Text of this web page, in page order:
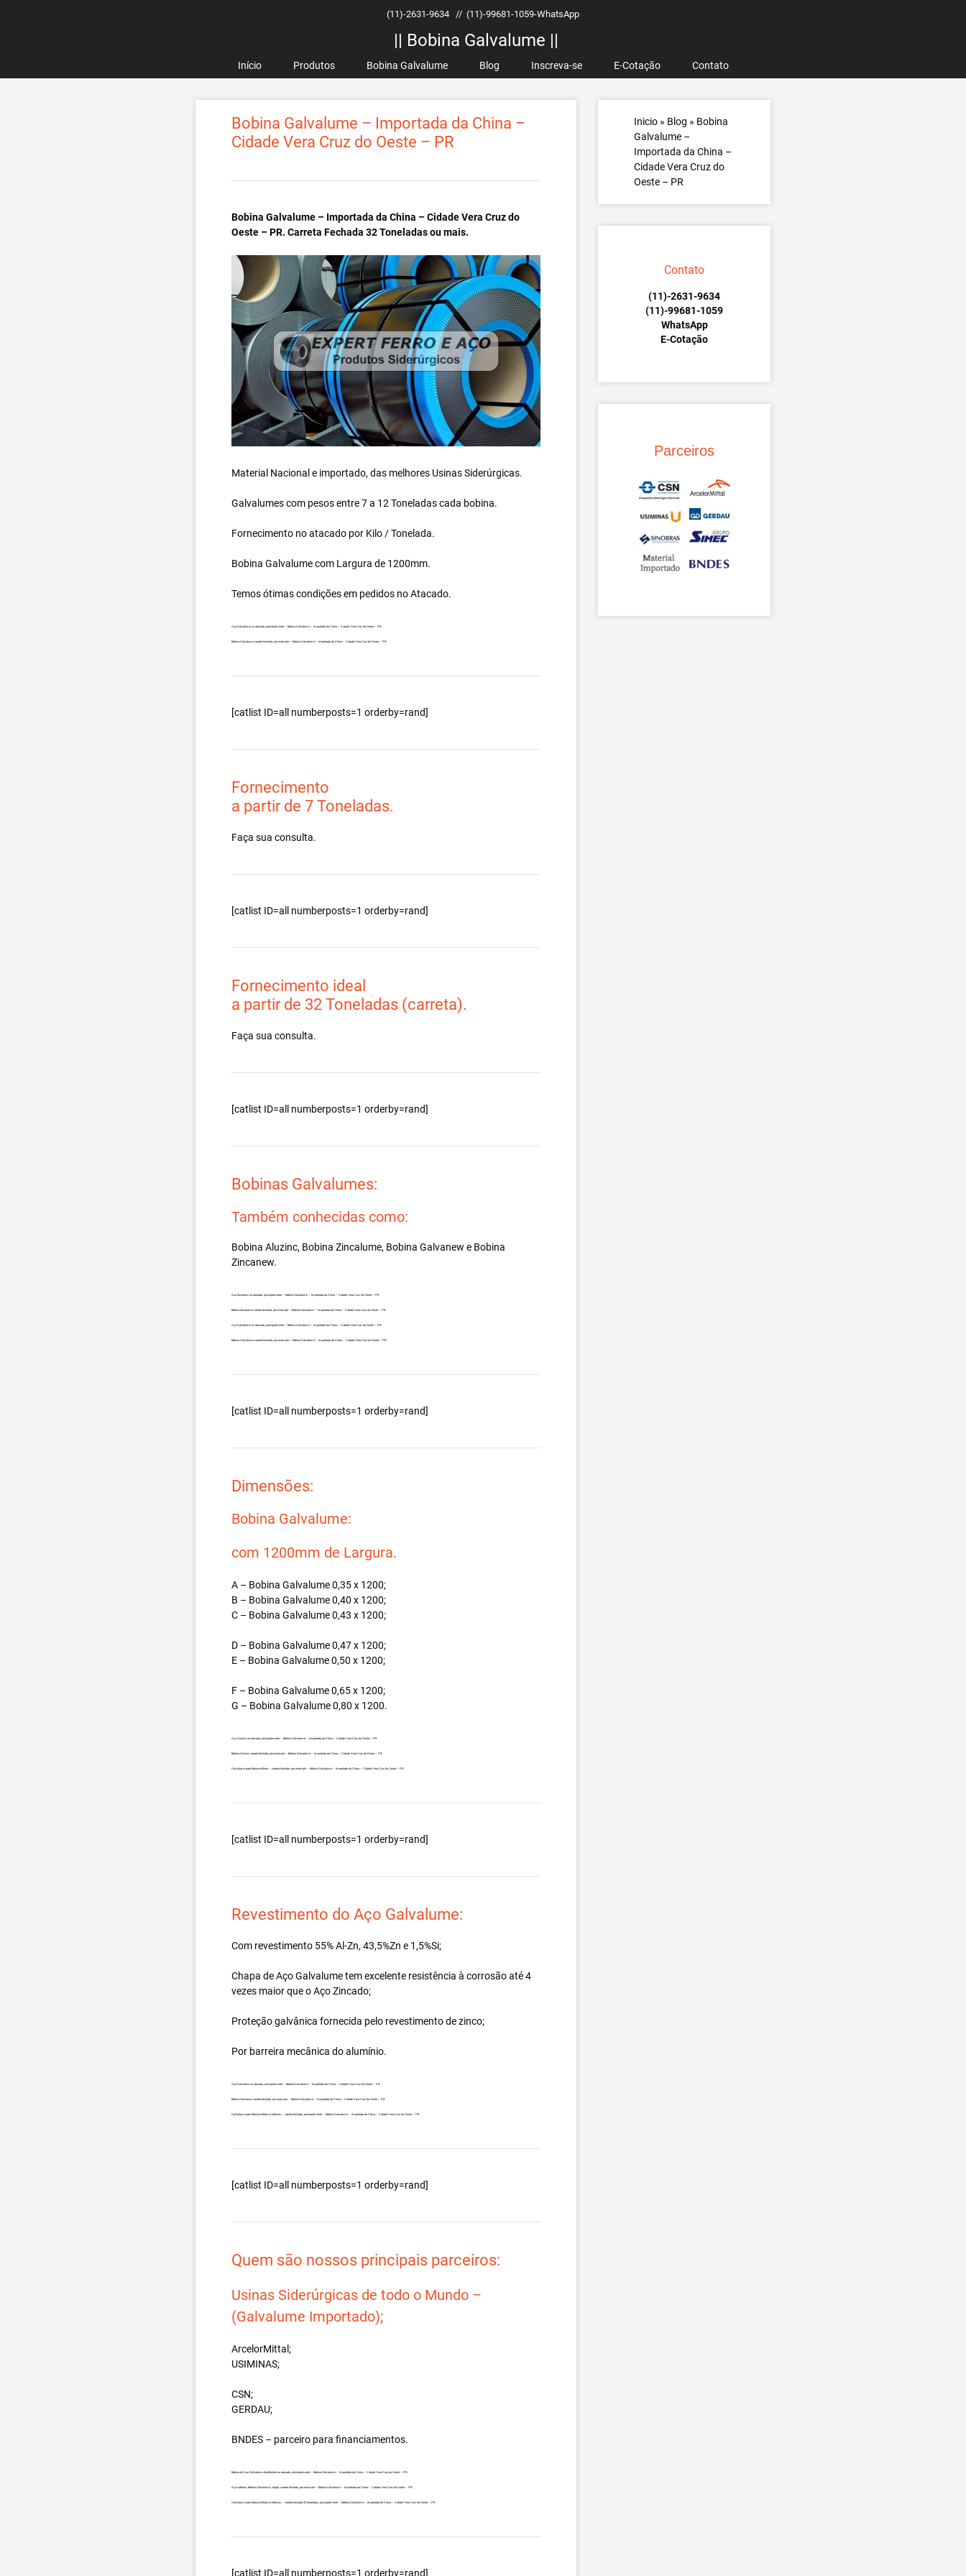
(11)-2631-9634 // (11)-99681-1059-WhatsApp
|| Bobina Galvalume ||
Início Produtos Bobina Galvalume Blog Inscreva-se E-Cotação Contato
Bobina Galvalume – Importada da China –
Cidade Vera Cruz do Oeste – PR
Bobina Galvalume – Importada da China – Cidade Vera Cruz do
Oeste – PR. Carreta Fechada 32 Toneladas ou mais.
Material Nacional e importado, das melhores Usinas Siderúrgicas.
Galvalumes com pesos entre 7 a 12 Toneladas cada bobina.
Fornecimento no atacado por Kilo / Tonelada.
Bobina Galvalumecom Largura de 1200mm.
Temos ótimas condições em pedidos no Atacado.
Aço Galvalume no atacado, principalmente – Bobina Galvalume – Importada da China – Cidade Vera Cruz do Oeste – PR.
Bobina Galvalume carreta fechada, por exemplo – Bobina Galvalume – Importada da China – Cidade Vera Cruz do Oeste – PR.
[catlist ID=all numberposts=1 orderby=rand]
Fornecimento
a partir de 7 Toneladas.
Faça sua consulta.
[catlist ID=all numberposts=1 orderby=rand]
Fornecimento ideal
a partir de 32 Toneladas (carreta).
Faça sua consulta.
[catlist ID=all numberposts=1 orderby=rand]
Bobinas Galvalumes:
Também conhecidas como:
Bobina Aluzinc, Bobina Zincalume, Bobina Galvanew e Bobina
Zincanew.
Aço Zincanew no atacado, principalmente – Bobina Galvalume – Importada da China – Cidade Vera Cruz do Oeste – PR.
Bobina Zincalume carreta fechada, por exemplo – Bobina Galvalume – Importada da China – Cidade Vera Cruz do Oeste – PR.
Aço Galvalume no atacado, principalmente – Bobina Galvalume – Importada da China – Cidade Vera Cruz do Oeste – PR.
Bobina Galvalume carreta fechada, por exemplo – Bobina Galvalume – Importada da China – Cidade Vera Cruz do Oeste – PR.
[catlist ID=all numberposts=1 orderby=rand]
Dimensões:
Bobina Galvalume:
com 1200mm de Largura.
A – Bobina Galvalume 0,35 x 1200;
B – Bobina Galvalume 0,40 x 1200;
C – Bobina Galvalume 0,43 x 1200;
D – Bobina Galvalume 0,47 x 1200;
E – Bobina Galvalume 0,50 x 1200;
F – Bobina Galvalume 0,65 x 1200;
G – Bobina Galvalume 0,80 x 1200.
Aço Aluzinc no atacado, principalmente – Bobina Galvalume – Importada da China – Cidade Vera Cruz do Oeste – PR.
Bobina Aluzinc carreta fechada, por exemplo – Bobina Galvalume – Importada da China – Cidade Vera Cruz do Oeste – PR.
Galvalume para fabricar telhas – carreta fechada, por exemplo – Bobina Galvalume – Importada da China – Cidade Vera Cruz do Oeste – PR.
[catlist ID=all numberposts=1 orderby=rand]
Revestimento do Aço Galvalume:
Com revestimento 55% Al-Zn, 43,5%Zn e 1,5%Si;
Chapa de Aço Galvalume tem excelente resistência à corrosão até 4
vezes maior que o Aço Zincado;
Proteção galvânica fornecida pelo revestimento de zinco;
Por barreira mecânica do alumínio.
Aço Galvanew no atacado, principalmente – Bobina Galvalume – Importada da China – Cidade Vera Cruz do Oeste – PR.
Bobina Galvanew carreta fechada, por exemplo – Bobina Galvalume – Importada da China – Cidade Vera Cruz do Oeste – PR.
Galvalume para fabricar telhas metálicas – carreta fechada, principalmente – Bobina Galvalume – Importada da China – Cidade Vera Cruz do Oeste – PR.
[catlist ID=all numberposts=1 orderby=rand]
Quem são nossos principais parceiros:
Usinas Siderúrgicas de todo o Mundo –
(Galvalume Importado);
ArcelorMittal;
USIMINAS;
CSN;
GERDAU;
BNDES – parceiro para financiamentos.
Bobina de Aço Galvalume distribuidor no atacado, principalmente – Bobina Galvalume – Importada da China – Cidade Vera Cruz do Oeste – PR.
Aço carbono, Bobina Galvalume, chapa, carreta fechada, por exemplo – Bobina Galvalume – Importada da China – Cidade Vera Cruz do Oeste – PR.
Galvalume para fabricar telhas metálicas – carreta fechada 32 toneladas, principalmente – Bobina Galvalume – Importada da China – Cidade Vera Cruz do Oeste – PR.
[catlist ID=all numberposts=1 orderby=rand]
Inicio » Blog » Bobina
Galvalume –
Importada da China –
Cidade Vera Cruz do
Oeste – PR
Contato
(11)-2631-9634
(11)-99681-1059
WhatsApp
E-Cotação
Parceiros